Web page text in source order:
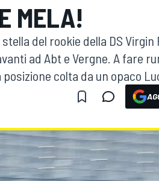
MELA!
del rookie della DS Virgin
ad Abt e Vergne. A fare
colta da un opaco